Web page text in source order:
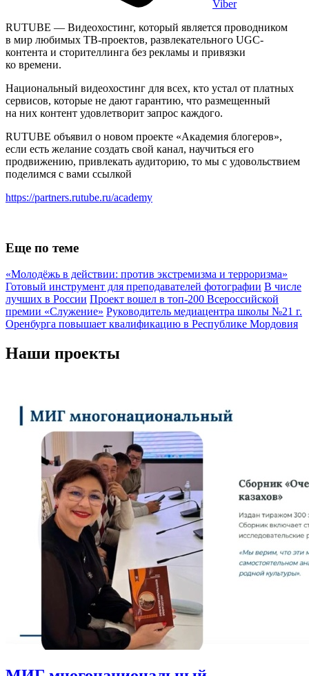
Viber
RUTUBE — Видеохостинг, который является проводником
в мир любимых ТВ-проектов, развлекательного UGC-
контента и сторителлинга без рекламы и привязки
ко времени.
Национальный видеохостинг для всех, кто устал от платных
сервисов, которые не дают гарантию, что размещенный
на них контент удовлетворит запрос каждого.
RUTUBE объявил о новом проекте «Академия блогеров»,
если есть желание создать свой канал, научиться его
продвижению, привлекать аудиторию, то мы с удовольствием
поделимся с вами ссылкой
https://partners.rutube.ru/academy
Еще по теме
«Молодёжь в действии: против экстремизма и терроризма»
Готовый инструмент для преподавателей фотографии В числе
лучших в России Проект вошел в топ-200 Всероссийской
премии «Служение» Руководитель медиацентра школы №21 г.
Оренбурга повышает квалификацию в Республике Мордовия
Наши проекты